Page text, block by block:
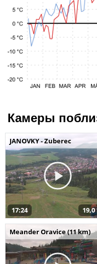
Камеры
JANOVKY - Zuberec
17:24 19,0
Meander Oravice (11 km)